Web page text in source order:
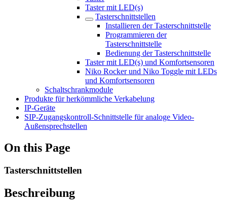
Taster mit LED(s)
Tasterschnittstellen
Installieren der Tasterschnittstelle
Programmieren der
Tasterschnittstelle
Bedienung der Tasterschnittstelle
Taster mit LED(s) und Komfortsensoren
Niko Rocker und Niko Toggle mit LEDs
und Komfortsensoren
Schaltschrankmodule
Produkte für herkömmliche Verkabelung
IP-Geräte
SIP-Zugangskontroll-Schnittstelle für analoge Video-
Außensprechstellen
On this Page
Tasterschnittstellen
Beschreibung